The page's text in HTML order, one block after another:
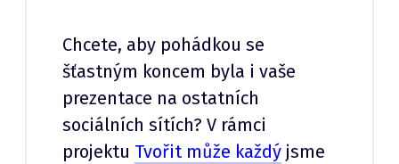
Chcete, aby pohádkou se
šťastným koncem byla i vaše
prezentace na ostatních
sociálních sítích? V rámci
projektu Tvořit může každý jsme